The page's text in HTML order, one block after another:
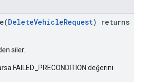
DeleteVehicleRequest) returns
siler.
FAILED_PRECONDITION değerini